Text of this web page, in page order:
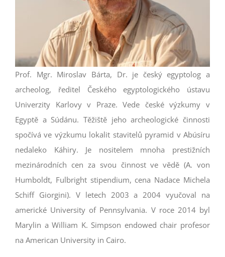
VSTUPENKY
Prof. Mgr. Miroslav Bárta, Dr. je český egyptolog a
archeolog, ředitel Českého egyptologického ústavu
Univerzity Karlovy v Praze. Vede české výzkumy v
Egyptě a Súdánu. Těžiště jeho archeologické činnosti
spočívá ve výzkumu lokalit stavitelů pyramid v Abúsíru
nedaleko Káhiry. Je nositelem mnoha prestižních
mezinárodních cen za svou činnost ve vědě (A. von
Humboldt, Fulbright stipendium, cena Nadace Michela
Schiff Giorgini). V letech 2003 a 2004 vyučoval na
americké University of Pennsylvania. V roce 2014 byl
Marylin a William K. Simpson endowed chair profesor
na American University in Cairo.